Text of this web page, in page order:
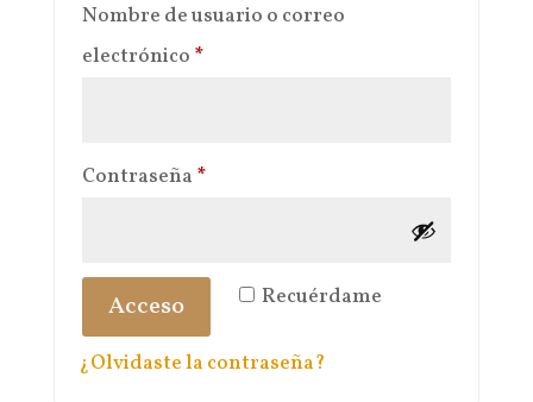
Nombre de usuario o correo
electrónico *Obligatorio
Contraseña *Obligatorio
Recuérdame
Acceso
¿Olvidaste la contraseña?